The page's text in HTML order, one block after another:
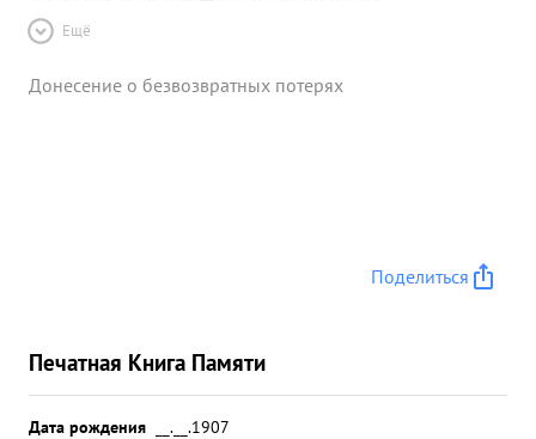
Ещё
Донесение о безвозвратных потерях
Поделиться
Печатная Книга Памяти
Дата рождения
__.__.1907